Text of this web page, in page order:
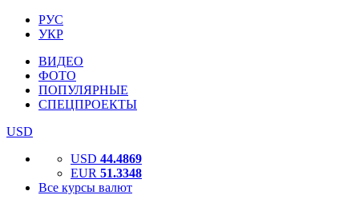
РУС
УКР
ВИДЕО
ФОТО
ПОПУЛЯРНЫЕ
СПЕЦПРОЕКТЫ
USD
USD 44.4869
EUR 51.3348
Все курсы валют